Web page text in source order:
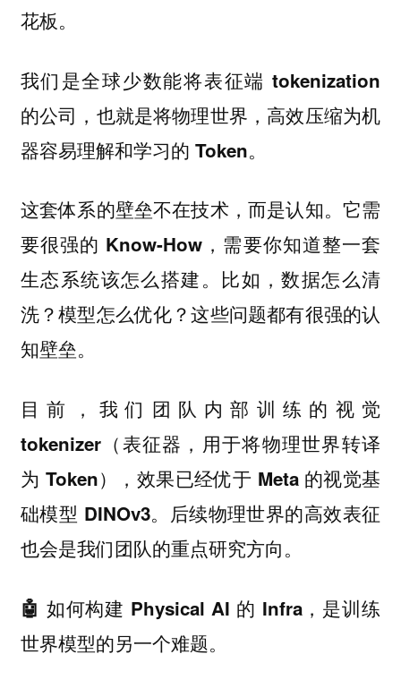
花板。
我们是全球少数能将表征端 tokenization
的公司，也就是将物理世界，高效压缩为机
器容易理解和学习的 Token。
这套体系的壁垒不在技术，而是认知。它需
要很强的 Know-How，需要你知道整一套
生态系统该怎么搭建。比如，数据怎么清
洗？模型怎么优化？这些问题都有很强的认
知壁垒。
目前，我们团队内部训练的视觉
tokenizer（表征器，用于将物理世界转译
为 Token），效果已经优于 Meta 的视觉基
础模型 DINOv3。后续物理世界的高效表征
也会是我们团队的重点研究方向。
🤖 如何构建 Physical AI 的 Infra，是训练
世界模型的另一个难题。